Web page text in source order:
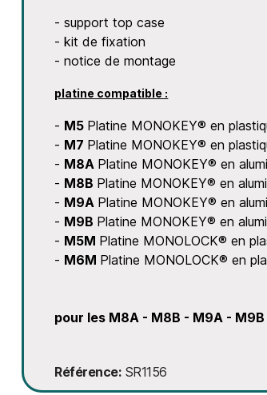
- support top case
- kit de fixation
- notice de montage
platine compatible :
- M5 Platine MONOKEY® en
- M7 Platine MONOKEY® en
- M8A Platine MONOKEY® en
- M8B Platine MONOKEY® en
- M9A Platine MONOKEY® en
- M9B Platine MONOKEY® en
- M5M Platine MONOLOCK® en
- M6M Platine MONOLOCK® en
pour les M8A - M8B - M9A -
Référence SR1156